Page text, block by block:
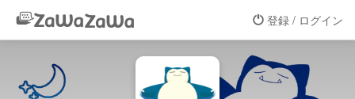
登録 / ログイン